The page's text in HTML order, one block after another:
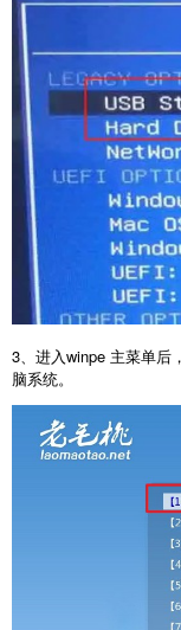
3、进入winpe 主菜单后
脑系统。